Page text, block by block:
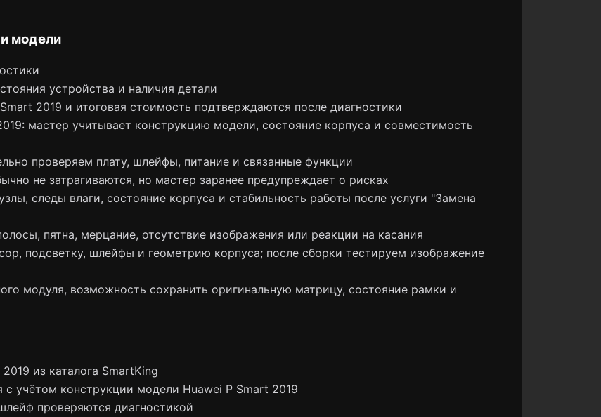
модели
устройства и наличия детали
2019 и итоговая стоимость подтверждаются после диагностики
мастер учитывает конструкцию модели, состояние корпуса и совместимость
проверяем плату, шлейфы, питание и связанные функции
не затрагиваются, но мастер заранее предупреждает о рисках
следы влаги, состояние корпуса и стабильность работы после услуги "Замена
пятна, мерцание, отсутствие изображения или реакции на касания
подсветку, шлейфы и геометрию корпуса; после сборки тестируем изображение
модуля, возможность сохранить оригинальную матрицу, состояние рамки и
из каталога SmartKing
с учётом конструкции модели Huawei P Smart 2019
проверяются диагностикой